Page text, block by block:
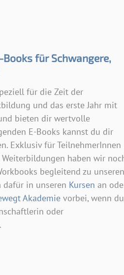
Books für Schwangere,
für die Zeit der
und das erste Jahr mit
bieten dir wertvolle
E-Books kannst du dir
Exklusiv für TeilnehmerInnen
haben wir
begleitend zu unseren
dafür in unseren Kursen an
Akademie vorbei, wenn du
oder